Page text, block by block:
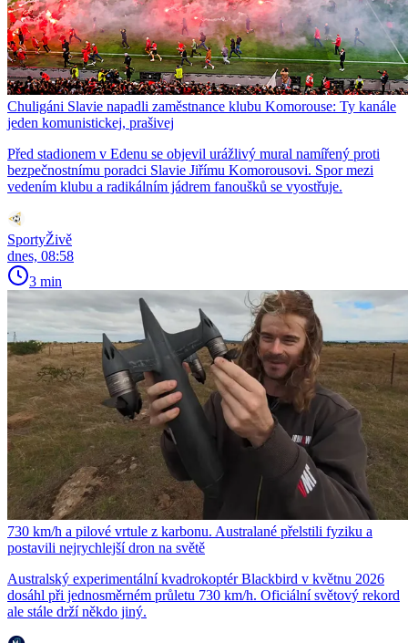
Chuligáni Slavie napadli zaměstnance klubu Komorouse: Ty kanále
jeden komunistickej, prašivej
Před stadionem v Edenu se objevil urážlivý mural namířený proti
bezpečnostnímu poradci Slavie Jiřímu Komorousovi. Spor mezi
vedením klubu a radikálním jádrem fanoušků se vyostřuje.
SportyŽivě
dnes, 08:58
3 min
730 km/h a pilové vrtule z karbonu. Australané přelstili fyziku a
postavili nejrychlejší dron na světě
Australský experimentální kvadrokoptér Blackbird v květnu 2026
dosáhl při jednosměrném průletu 730 km/h. Oficiální světový rekord
ale stále drží někdo jiný.